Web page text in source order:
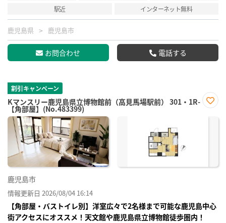
駅近
インターネット無料
鹿児島県 鹿児島市
お問合わせ 電話する
割引キャンペーン
Kマンスリー鹿児島県立博物館前（高見馬場駅前） 301・1R-
【角部屋】(No.483399)
に入
鹿児島市
情報更新日 2026/08/04 16:14
【角部屋・バストイレ別】洋室広々で2名様まで可能な鹿児島中心
街アクセスにオススメ！天文館や鹿児島県立博物館徒歩圏内！